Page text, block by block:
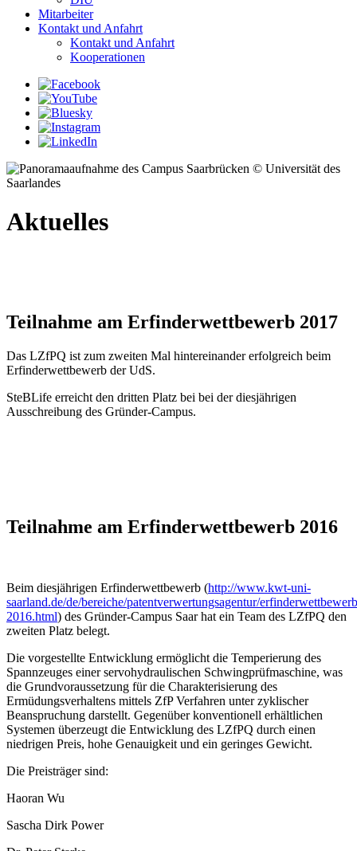
Mitarbeiter
Kontakt und Anfahrt
Kontakt und Anfahrt
Kooperationen
© Universität des
Saarlandes
Aktuelles
Teilnahme am Erfinderwettbewerb 2017
Das LZfPQ ist zum zweiten Mal hintereinander erfolgreich beim
Erfinderwettbewerb der UdS.
SteBLife erreicht den dritten Platz bei bei der diesjährigen
Ausschreibung des Gründer-Campus.
Teilnahme am Erfinderwettbewerb 2016
Beim diesjährigen Erfinderwettbewerb (http://www.kwt-uni-
saarland.de/de/bereiche/patentverwertungsagentur/
2016.html) des Gründer-Campus Saar hat ein Team des LZfPQ den
zweiten Platz belegt.
Die vorgestellte Entwicklung ermöglicht die Temperierung des
Spannzeuges einer servohydraulischen Schwingprüfmaschine, was
die Grundvoraussetzung für die Charakterisierung des
Ermüdungsverhaltens mittels ZfP Verfahren unter zyklischer
Beanspruchung darstellt. Gegenüber konventionell erhältlichen
Systemen überzeugt die Entwicklung des LZfPQ durch einen
niedrigen Preis, hohe Genauigkeit und ein geringes Gewicht.
Die Preisträger sind:
Haoran Wu
Sascha Dirk Power